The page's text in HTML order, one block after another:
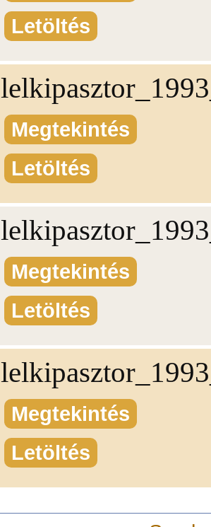
Letöltés
Megtekintés
Letöltés
Megtekintés
Letöltés
Megtekintés
Letöltés